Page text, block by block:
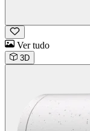
Ver tudo
3D